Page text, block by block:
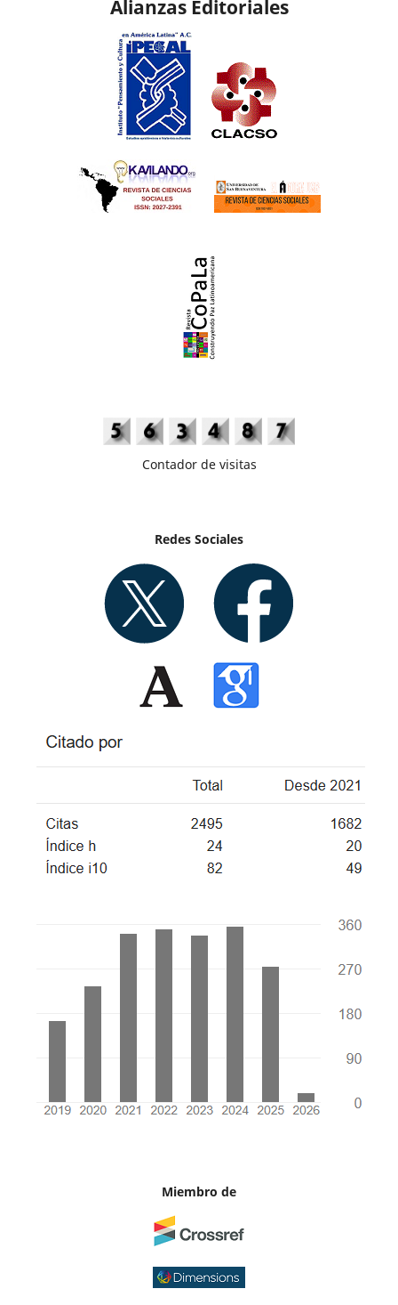
Alianzas Editoriales
Contador de visitas
Redes Sociales
Miembro de